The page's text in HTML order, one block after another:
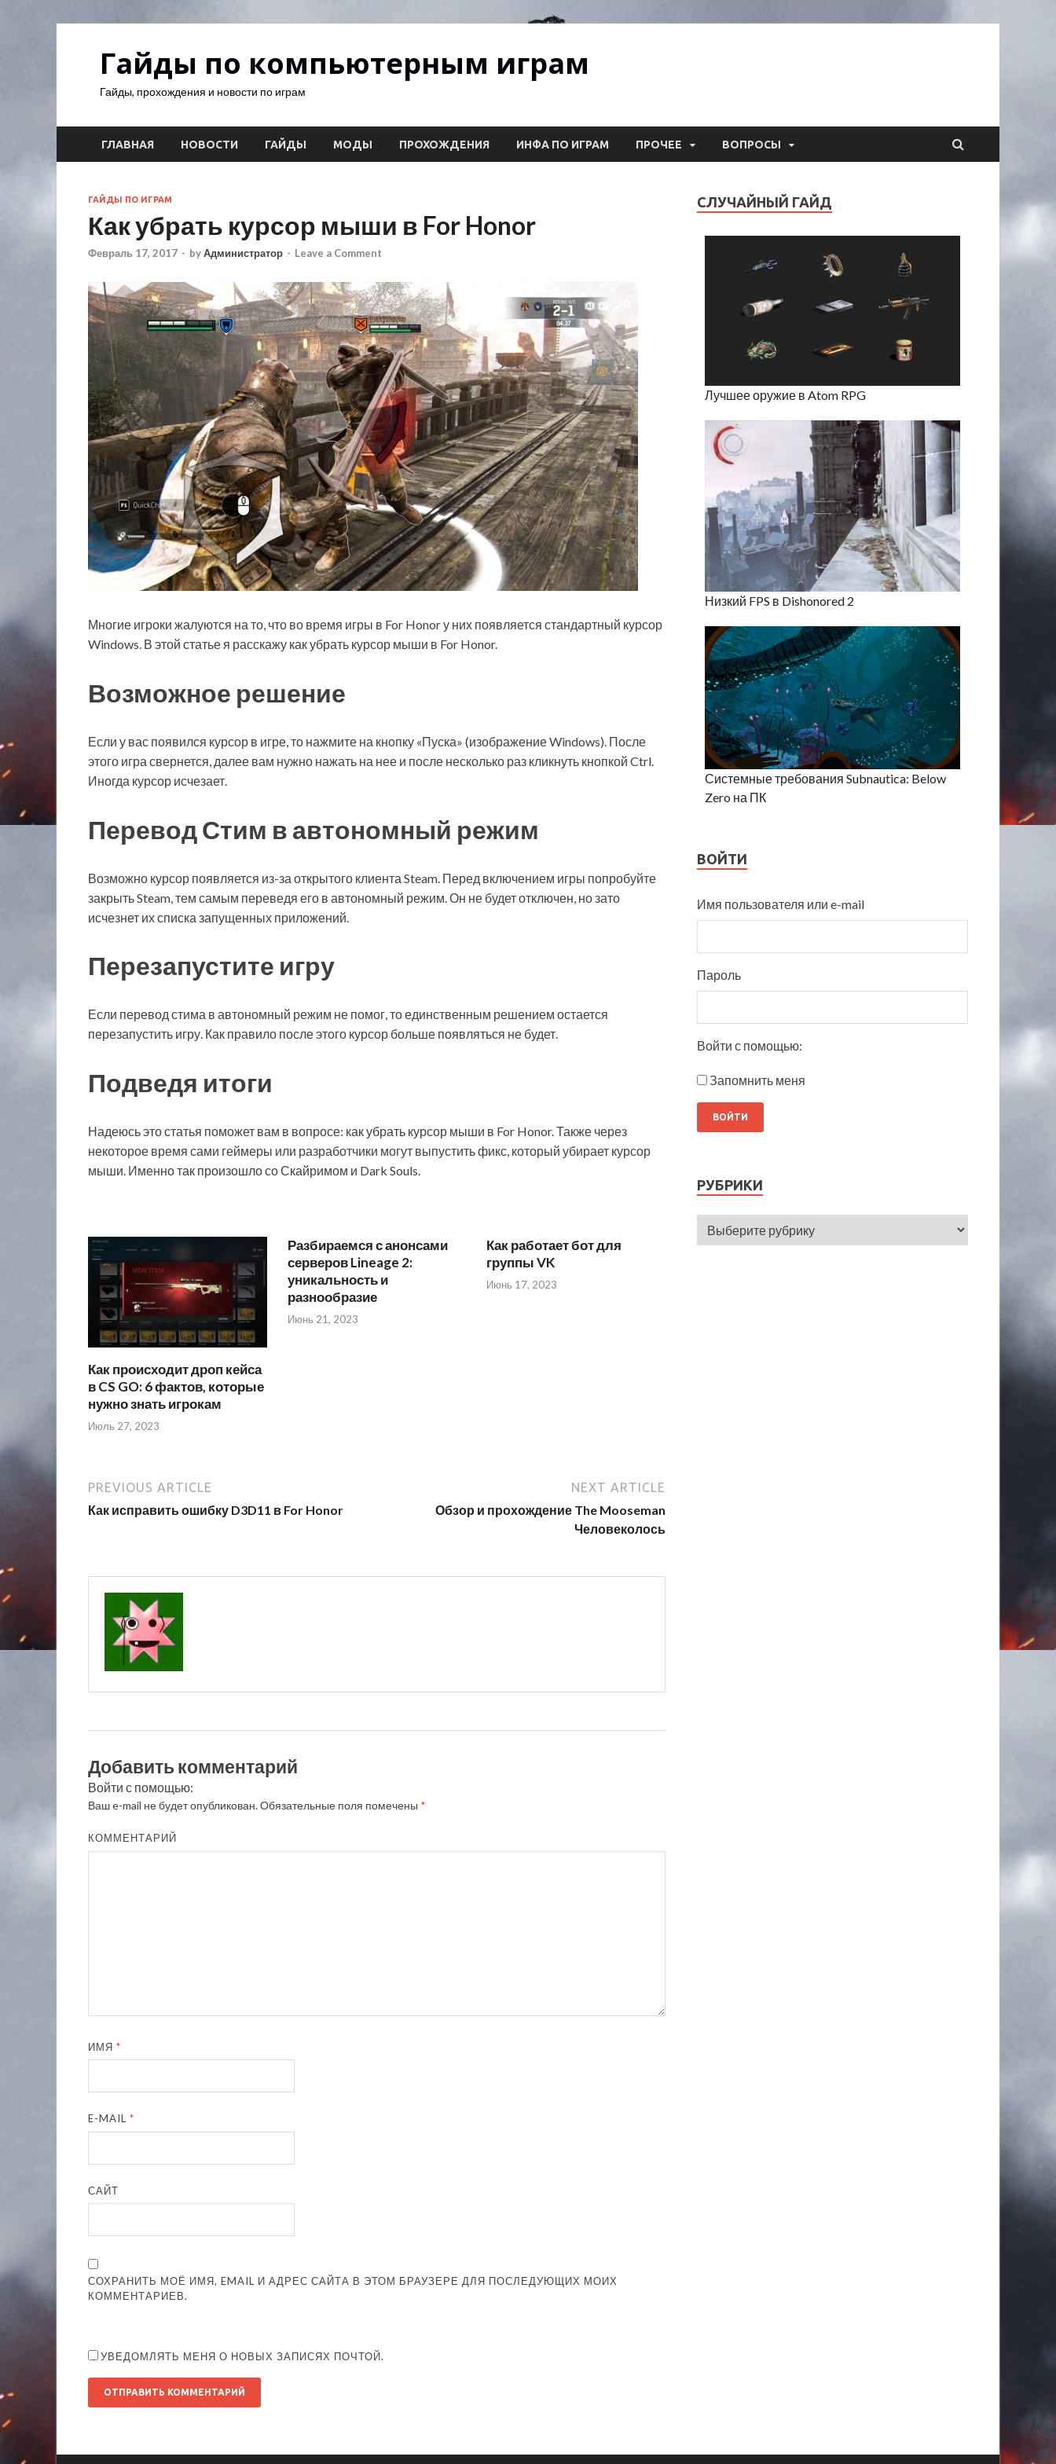
Гайды по компьютерным играм
Гайды, прохождения и новости по играм
ГЛАВНАЯ НОВОСТИ ГАЙДЫ МОДЫ ПРОХОЖДЕНИЯ ИНФА ПО ИГРАМ ПРОЧЕЕ ВОПРОСЫ
ГАЙДЫ ПО ИГРАМ
Как убрать курсор мыши в For Honor
Февраль 17, 2017 - byАдминистратор - Leave a Comment
Многие игроки жалуются на то, что во время игры в For Honor у них появляется стандартный курсор
Windows. В этой статье я расскажу как убрать курсор мыши в For Honor.
Возможное решение
Если у вас появился курсор в игре, то нажмите на кнопку «Пуска» (изображение Windows). После
этого игра свернется, далее вам нужно нажать на нее и после несколько раз кликнуть кнопкой Ctrl.
Иногда курсор исчезает.
Перевод Стим в автономный режим
Возможно курсор появляется из-за открытого клиента Steam. Перед включением игры попробуйте
закрыть Steam, тем самым переведя его в автономный режим. Он не будет отключен, но зато
исчезнет их списка запущенных приложений.
Перезапустите игру
Если перевод стима в автономный режим не помог, то единственным решением остается
перезапустить игру. Как правило после этого курсор больше появляться не будет.
Подведя итоги
Надеюсь это статья поможет вам в вопросе: как убрать курсор мыши в For Honor. Также через
некоторое время сами геймеры или разработчики могут выпустить фикс, который убирает курсор
мыши. Именно так произошло со Скайримом и Dark Souls.
Как происходит дроп кейса
в CS GO: 6 фактов, которые
нужно знать игрокам
Июль 27, 2023
Разбираемся с анонсами
серверов Lineage 2:
уникальность и
разнообразие
Июнь 21, 2023
Как работает бот для
группы VK
Июнь 17, 2023
PREVIOUS ARTICLE
Как исправить ошибку D3D11 в For Honor
NEXT ARTICLE
Обзор и прохождение The Mooseman
Человеколось
Добавить комментарий
Войти с помощью:
Ваш e-mail не будет опубликован.Обязательные поля помечены *
КОММЕНТАРИЙ
ИМЯ*
E-MAIL*
САЙТ
СОХРАНИТЬ МОЁ ИМЯ, EMAIL И АДРЕС САЙТА В ЭТОМ БРАУЗЕРЕ ДЛЯ ПОСЛЕДУЮЩИХ МОИХ
КОММЕНТАРИЕВ.
УВЕДОМЛЯТЬ МЕНЯ О НОВЫХ ЗАПИСЯХ ПОЧТОЙ.
СЛУЧАЙНЫЙ ГАЙД
Лучшее оружие в Atom RPG
Низкий FPS в Dishonored 2
Системные требования Subnautica: Below
Zero на ПК
ВОЙТИ
Имя пользователя или e-mail
Пароль
Войти с помощью:
Запомнить меня
РУБРИКИ